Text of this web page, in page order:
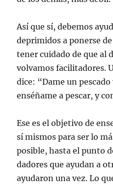
Así que sí, debemos
deprimidos a ponerse
tener cuidado de que al
volvamos facilitadores.
dice: “Dame un
enséñame a pescar, y
Ese es el objetivo de
sí mismos para ser lo
posible, hasta el punto
dadores que ayudan a
ayudaron una vez. Lo